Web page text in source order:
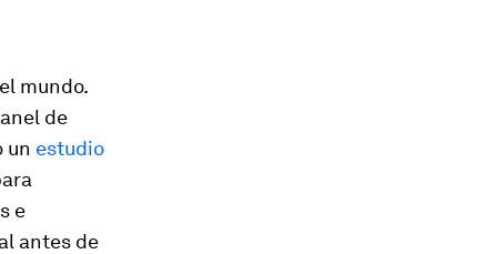
mundo.
de
un estudio
e
antes de